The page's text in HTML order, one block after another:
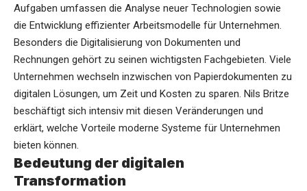
Aufgaben umfassen die Analyse neuer Technologien sowie
die Entwicklung effizienter Arbeitsmodelle für Unternehmen.
Besonders die Digitalisierung von Dokumenten und
Rechnungen gehört zu seinen wichtigsten Fachgebieten. Viele
Unternehmen wechseln inzwischen von Papierdokumenten zu
digitalen Lösungen, um Zeit und Kosten zu sparen. Nils Britze
beschäftigt sich intensiv mit diesen Veränderungen und
erklärt, welche Vorteile moderne Systeme für Unternehmen
bieten können.
Bedeutung der digitalen
Transformation